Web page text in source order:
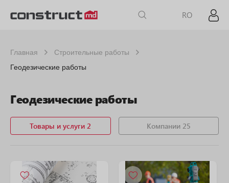
RO
Главная
Строительные работы
Геодезические работы
Геодезические работы
Товары и услуги 2 Компании 25